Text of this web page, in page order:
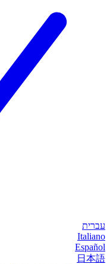
עברית
Italiano
Español
日本語